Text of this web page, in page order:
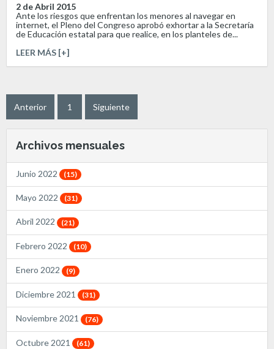
2 de Abril 2015
Ante los riesgos que enfrentan los menores al navegar en
internet, el Pleno del Congreso aprobó exhortar a la Secretaría
de Educación estatal para que realice, en los planteles de...
LEER MÁS [+]
Anterior 1 Siguiente
Archivos mensuales
Junio 2022 (15)
Mayo 2022 (31)
Abril 2022 (21)
Febrero 2022 (10)
Enero 2022 (9)
Diciembre 2021 (31)
Noviembre 2021 (76)
Octubre 2021 (61)